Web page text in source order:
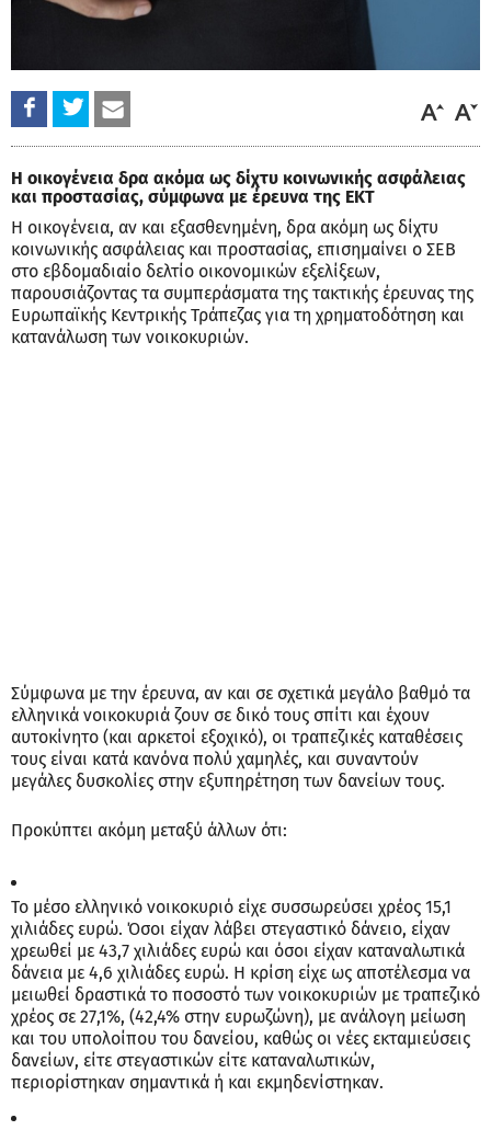
Η οικογένεια δρα ακόμα ως δίχτυ κοινωνικής ασφάλειας
και προστασίας, σύμφωνα με έρευνα της ΕΚΤ
Η οικογένεια, αν και εξασθενημένη, δρα ακόμη ως δίχτυ
κοινωνικής ασφάλειας και προστασίας, επισημαίνει ο ΣΕΒ
στο εβδομαδιαίο δελτίο οικονομικών εξελίξεων,
παρουσιάζοντας τα συμπεράσματα της τακτικής έρευνας της
Ευρωπαϊκής Κεντρικής Τράπεζας για τη χρηματοδότηση και
κατανάλωση των νοικοκυριών.
Σύμφωνα με την έρευνα, αν και σε σχετικά μεγάλο βαθμό τα
ελληνικά νοικοκυριά ζουν σε δικό τους σπίτι και έχουν
αυτοκίνητο (και αρκετοί εξοχικό), οι τραπεζικές καταθέσεις
τους είναι κατά κανόνα πολύ χαμηλές, και συναντούν
μεγάλες δυσκολίες στην εξυπηρέτηση των δανείων τους.
Προκύπτει ακόμη μεταξύ άλλων ότι:
Το μέσο ελληνικό νοικοκυριό είχε συσσωρεύσει χρέος 15,1
χιλιάδες ευρώ. Όσοι είχαν λάβει στεγαστικό δάνειο, είχαν
χρεωθεί με 43,7 χιλιάδες ευρώ και όσοι είχαν καταναλωτικά
δάνεια με 4,6 χιλιάδες ευρώ. Η κρίση είχε ως αποτέλεσμα να
μειωθεί δραστικά το ποσοστό των νοικοκυριών με τραπεζικό
χρέος σε 27,1%, (42,4% στην ευρωζώνη), με ανάλογη μείωση
και του υπολοίπου του δανείου, καθώς οι νέες εκταμιεύσεις
δανείων, είτε στεγαστικών είτε καταναλωτικών,
περιορίστηκαν σημαντικά ή και εκμηδενίστηκαν.